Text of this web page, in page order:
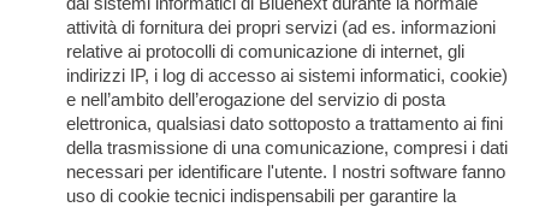
attività di fornitura dei propri servizi (ad es. informazioni
relative ai protocolli di comunicazione di internet, gli
indirizzi IP, i log di accesso ai sistemi informatici, cookie)
e nell’ambito dell’erogazione del servizio di posta
elettronica, qualsiasi dato sottoposto a trattamento ai fini
della trasmissione di una comunicazione, compresi i dati
necessari per identificare l'utente. I nostri software fanno
uso di cookie tecnici indispensabili per garantire la